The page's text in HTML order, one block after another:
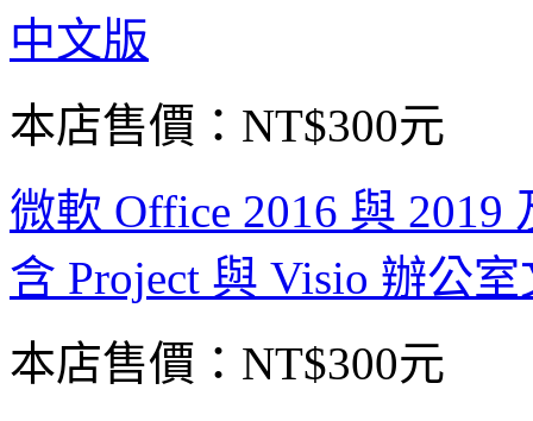
中文版
本店售價： NT$300元
微軟 Office 2016 與 2019
含 Project 與 Visio 辦公
本店售價： NT$300元